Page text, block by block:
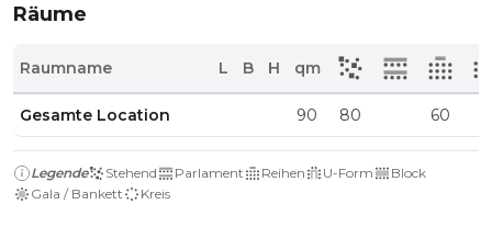
Räume
Raumname L B H qm
Gesamte Location 90 80 60
Legende Stehend Parlament Reihen U-Form
Block
Gala / Bankett
Kreis